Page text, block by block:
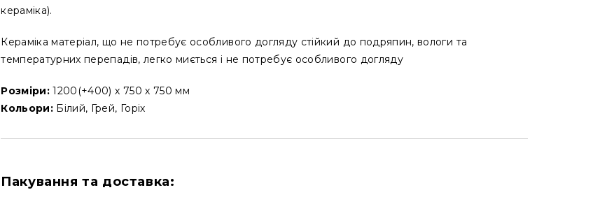
кераміка).
Кераміка матеріал, що не потребує особливого догляду стійкий до подряпин, вологи та
температурних перепадів, легко миється і не потребує особливого догляду
Розміри: 1200(+400) х 750 х 750 мм
Кольори: Білий, Грей, Горіх
Пакування та доставка: